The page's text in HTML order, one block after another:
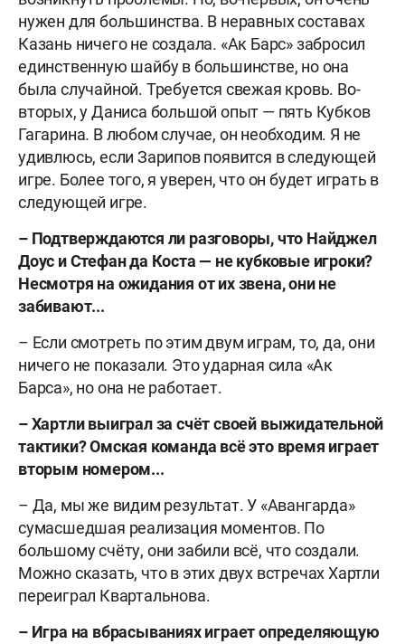
нужен для большинства. В неравных составах
Казань ничего не создала. «Ак Барс» забросил
единственную шайбу в большинстве, но она
была случайной. Требуется свежая кровь. Во-
вторых, у Даниса большой опыт — пять Кубков
Гагарина. В любом случае, он необходим. Я не
удивлюсь, если Зарипов появится в следующей
игре. Более того, я уверен, что он будет играть в
следующей игре.
– Подтверждаются ли разговоры, что Найджел
Доус и Стефан да Коста — не кубковые игроки?
Несмотря на ожидания от их звена, они не
забивают...
– Если смотреть по этим двум играм, то, да, они
ничего не показали. Это ударная сила «Ак
Барса», но она не работает.
– Хартли выиграл за счёт своей выжидательной
тактики? Омская команда всё это время играет
вторым номером...
– Да, мы же видим результат. У «Авангарда»
сумасшедшая реализация моментов. По
большому счёту, они забили всё, что создали.
Можно сказать, что в этих двух встречах Хартли
переиграл Квартальнова.
– Игра на вбрасываниях играет определяющую